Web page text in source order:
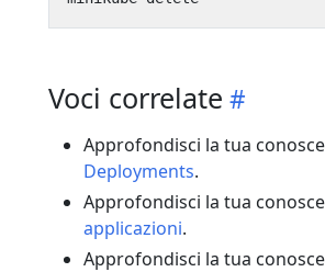
Voci correlate
Approfondisci la tua
Deployments.
Approfondisci la tua
applicazioni.
Approfondisci la tua